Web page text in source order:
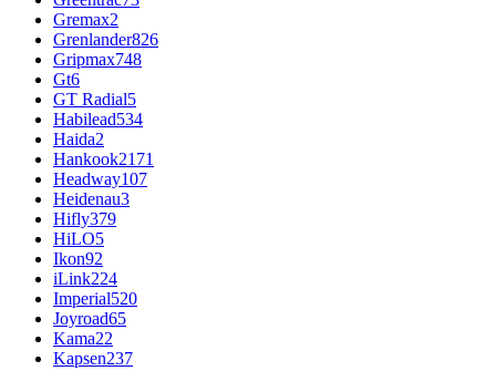
Gremax2
Grenlander826
Gripmax748
Gt6
GT Radial5
Habilead534
Haida2
Hankook2171
Headway107
Heidenau3
Hifly379
HiLO5
Ikon92
iLink224
Imperial520
Joyroad65
Kama22
Kapsen237